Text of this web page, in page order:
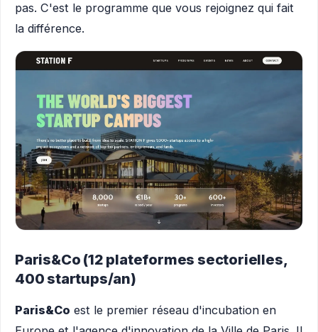
pas. C'est le programme que vous rejoignez qui fait
la différence.
Paris&Co (12 plateformes sectorielles,
400 startups/an)
Paris&Co est le premier réseau d'incubation en